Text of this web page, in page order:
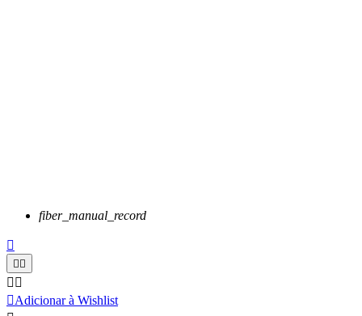
fiber_manual_record

 
 
Adicionar à Wishlist